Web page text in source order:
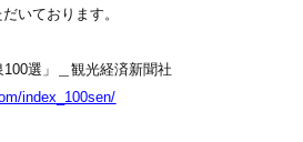
いております。
選」＿観光経済新聞社
index_100sen/